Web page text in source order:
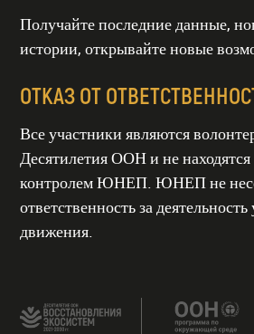
Получайте последние данные,
истории, открывайте новые
ОТКАЗ ОТ
Все участники являются
Десятилетия ООН и не находятся
контролем ЮНЕП. ЮНЕП не
ответственность за
движения.